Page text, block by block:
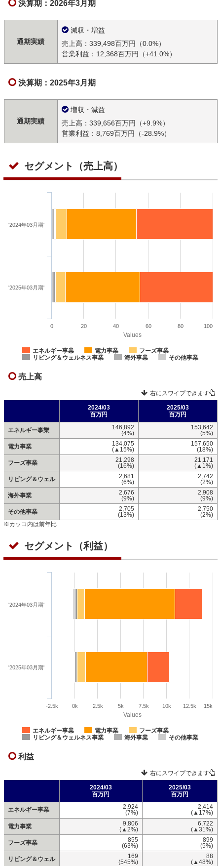
決算期：2026年3月期
通期実績
減収・増益
売上高：339,498百万円（0.0%）
営業利益：12,368百万円（+41.0%）
決算期：2025年3月期
通期実績
増収・減益
売上高：339,656百万円（+9.9%）
営業利益：8,769百万円（-28.9%）
セグメント（売上高）
Values
エネルギー事業 電力事業
フーズ事業
リビング＆ウェルネス事業
海外事業 その他事業
'2024年03月期'
'2025年03月期'
0 20 40 60 80 100
売上高
右にスワイプできます
2024/03
百万円
2025/03
百万円
エネルギー事業
146,892
(4%)
153,642
(5%)
電力事業
134,075
(▲15%)
157,650
(18%)
フーズ事業
21,298
(16%)
21,171
(▲1%)
リビング＆ウェル
2,681
(6%)
2,742
(2%)
海外事業
2,676
(9%)
2,908
(9%)
その他事業
2,705
(13%)
2,750
(2%)
※カッコ内は前年比
セグメント（利益）
Values
エネルギー事業 電力事業
フーズ事業
リビング＆ウェルネス事業
海外事業 その他事業
'2024年03月期'
'2025年03月期'
-2.5k 0k 2.5k 5k 7.5k 10k 12.5k 15k
利益
右にスワイプできます
2024/03
百万円
2025/03
百万円
エネルギー事業
2,924
(7%)
2,414
(▲17%)
電力事業
9,806
(▲2%)
6,722
(▲31%)
フーズ事業
855
(63%)
899
(5%)
リビング＆ウェル
169
(545%)
88
(▲48%)